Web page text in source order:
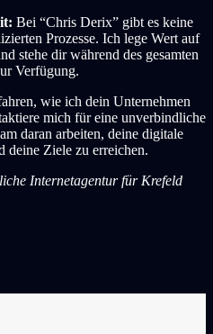
Bei “Chris Derix” gibt es keine
Prozesse. Ich lege Wert auf
stehe dir während des gesamten
Verfügung.
wie ich dein Unternehmen
mich für eine unverbindliche
daran arbeiten, deine digitale
deine Ziele zu erreichen.
Internetagentur für Krefeld